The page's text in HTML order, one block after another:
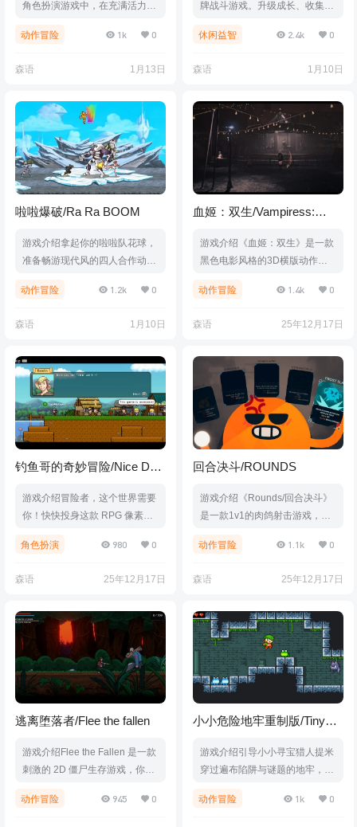
角色扮演游戏中，在充满活力的
战斗，发现隐藏的秘密，并打造
的王国的惊心动魄的旅程。游戏
326279|容量270MB|官方简体中
文|支持键盘.鼠标.手柄
动作冒险 1k 0
森语 1月13日
牌战斗游戏。升级成长、收集装
关卡与 Boss。游戏视频游戏截
量752MB|官方简体中文|支持键
休闲益智 2.4k 0
森语 1月10日
啦啦爆破/Ra Ra BOOM
游戏介绍拿起你的啦啦队花球，
准备畅游现代风的四人合作动作
介绍Build.20342325|容量2.15G
手柄
动作冒险 1.2k 0
森语 1月10日
血姬：双生/Vampiress:
游戏介绍《血姬：双生》是一款
黑色电影风格的3D横版动作游
用自身血族与人类两种形态，以
斗。 为了寻找失踪多年的妹妹，
对立的世界中找到自己的出路。
而这条血路的尽头，是妹妹、是
阴谋、抑或是......希望？游戏视
频游戏截图版本介绍Build.2118
0511|容量17.4GB|官方简体中
文|支持键盘.鼠标.手柄
动作冒险 1.4k 0
森语 25年12月17日
钓鱼哥的奇妙冒险/Nice Day
游戏介绍冒险者，这个世界需要
你！快快投身这款 RPG 像素冒
渔夫贝林，而你必须挺身而出成
机，神奇的咒语，都将成为你和
的能力，击败邪恶势力，重建好
泥坞吧！游戏视频游戏截图版本
介绍Build.20840878|容量987M
B|官方简体中文|支持键盘.鼠标.
手柄
角色扮演 980 0
森语 25年12月17日
回合决斗/ROUNDS
游戏介绍《Rounds/回合决斗》
是一款1v1的肉鸽射击游戏，每
合落败的玩家都会解锁创意无限
败为胜。游戏视频游戏截图版本
体中文|支持键盘.鼠标.手柄
动作冒险 1.1k 0
森语 25年12月17日
逃离堕落者/Flee the fallen
游戏介绍Flee the Fallen 是一款
刺激的 2D 僵尸生存游戏，你将
之间切换，并在激烈的战斗中生
动作冒险 945 0
小小危险地牢重制版/Tiny
Remake
游戏介绍引导小小寻宝猎人提米
穿过遍布陷阱与谜题的地牢，找
型类银河恶魔城，重制版加入了
动作冒险 1k 0